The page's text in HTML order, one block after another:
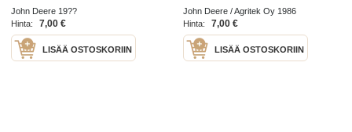
John Deere 19??
Hinta:
7,00 €
LISÄÄ OSTOSKORIIN
John Deere / Agritek Oy 1986
Hinta:
7,00 €
LISÄÄ OSTOSKORIIN